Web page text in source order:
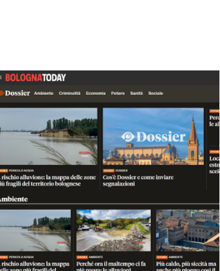
un
a
Networking agli eventi: come la
startup Kicè punta a eliminare lo
"spreco di relazioni"